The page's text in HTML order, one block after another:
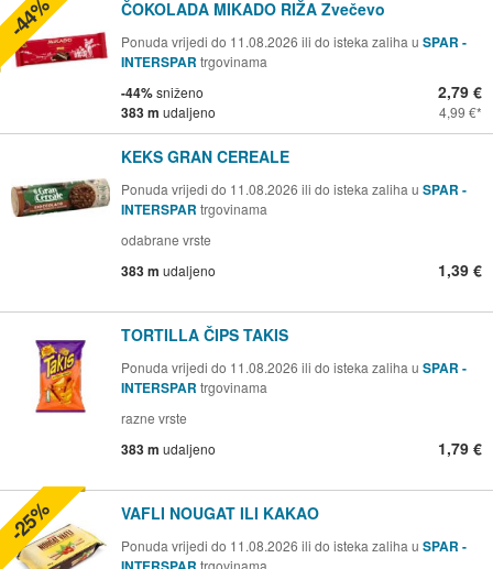
ČOKOLADA MIKADO RIŽA Zvečevo
Ponuda vrijedi do 11.08.2026 ili do isteka zaliha u SPAR -
INTERSPAR trgovinama
-44%sniženo
383 m udaljeno
2,79 €
4,99 €
-44%
KEKS GRAN CEREALE
Ponuda vrijedi do 11.08.2026 ili do isteka zaliha u SPAR -
INTERSPAR trgovinama
odabrane vrste
383 m udaljeno 1,39 €
TORTILLA ČIPS TAKIS
Ponuda vrijedi do 11.08.2026 ili do isteka zaliha u SPAR -
INTERSPAR trgovinama
razne vrste
383 m udaljeno 1,79 €
VAFLI NOUGAT ILI KAKAO
Ponuda vrijedi do 11.08.2026 ili do isteka zaliha u SPAR -
-25%